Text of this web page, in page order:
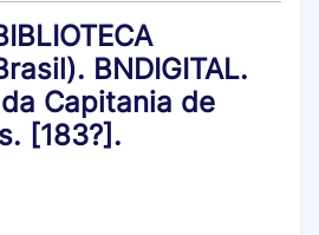
BNDIGITAL.
Capitania de
[183?].